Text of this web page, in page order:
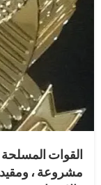
القوات
مشروعة ،